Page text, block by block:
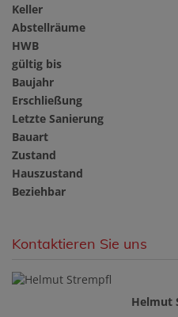
Keller
Abstellräume
HWB
gültig bis
Baujahr
Erschließung
Letzte Sanierung
Bauart
Zustand
Hauszustand
Beziehbar
Kontaktieren Sie uns
Helmut